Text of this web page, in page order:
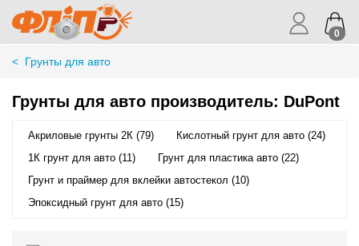
0
< Грунты для авто
Грунты для авто производитель: DuPont
Акриловые грунты 2К (79)
Кислотный грунт для авто (24)
1К грунт для авто (11)
Грунт для пластика авто (22)
Грунт и праймер для вклейки автостекол (10)
Эпоксидный грунт для авто (15)